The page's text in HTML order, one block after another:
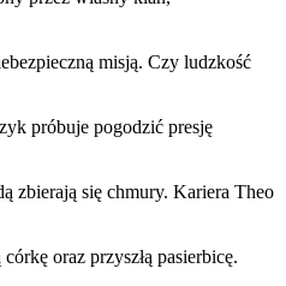
misją. Czy ludzkość
próbuje pogodzić presję
zbierają się chmury. Kariera Theo
oraz przyszłą pasierbicę.